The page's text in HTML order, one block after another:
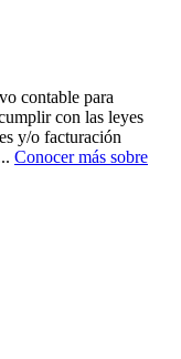
contable para
con las leyes
y/o facturación
Conocer más sobre